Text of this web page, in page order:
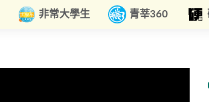
非常大學生 青莘360